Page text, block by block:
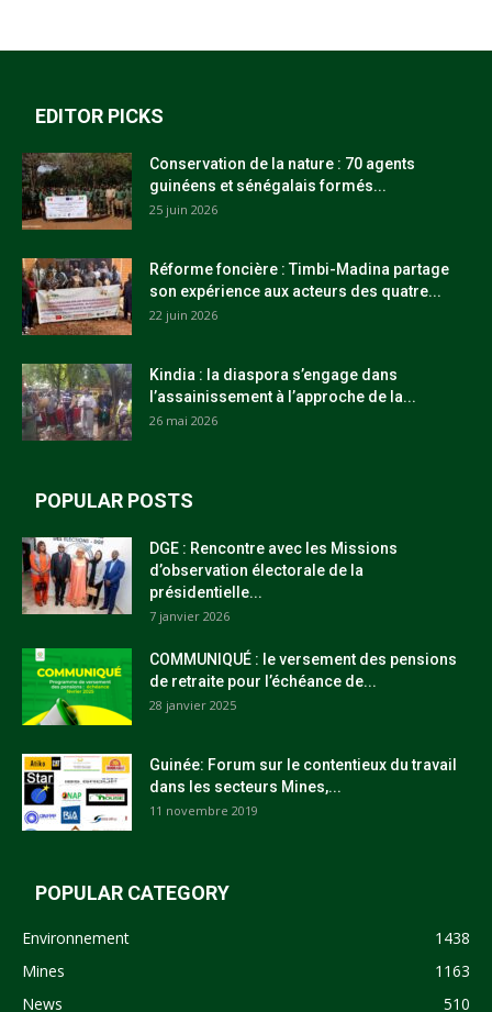
EDITOR PICKS
Conservation de la nature : 70 agents
guinéens et sénégalais formés...
25 juin 2026
Réforme foncière : Timbi-Madina partage
son expérience aux acteurs des quatre...
22 juin 2026
Kindia : la diaspora s’engage dans
l’assainissement à l’approche de la...
26 mai 2026
POPULAR POSTS
DGE : Rencontre avec les Missions
d’observation électorale de la
présidentielle...
7 janvier 2026
COMMUNIQUÉ : le versement des pensions
de retraite pour l’échéance de...
28 janvier 2025
Guinée: Forum sur le contentieux du travail
dans les secteurs Mines,...
11 novembre 2019
POPULAR CATEGORY
Environnement
1438
Mines
1163
News
510